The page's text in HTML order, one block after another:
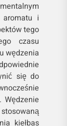
aromatu i
tego
czasu
wędzenia
się do
Wędzenie
kiełbas